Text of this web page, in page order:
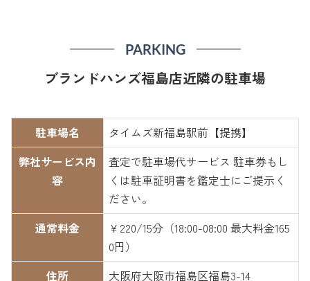
PARKING
ブランドハンズ福島店近隣の駐車場
駐車場名
タイムズ新福島駅前【提携】
弊社サービス内
容
査定で駐車場代サービス 駐車券もし
くは駐車証明書を鑑定士にご提示く
ださい。
通常料金
￥220/15分（18:00-08:00 最大料金165
0円）
住所
大阪府大阪市福島区福島3-14